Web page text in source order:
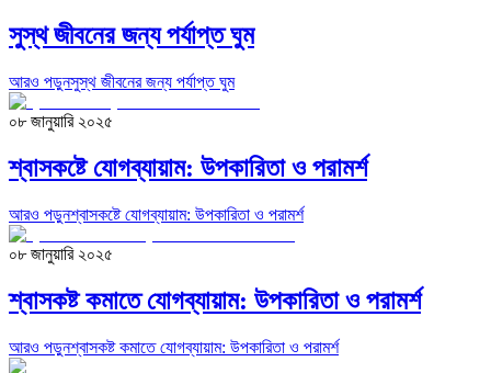
সুস্থ জীবনের জন্য পর্যাপ্ত ঘুম
আরও পড়ুনসুস্থ জীবনের জন্য পর্যাপ্ত ঘুম
০৮ জানুয়ারি ২০২৫
শ্বাসকষ্টে যোগব্যায়াম: উপকারিতা ও পরামর্শ
আরও পড়ুনশ্বাসকষ্টে যোগব্যায়াম: উপকারিতা ও পরামর্শ
০৮ জানুয়ারি ২০২৫
শ্বাসকষ্ট কমাতে যোগব্যায়াম: উপকারিতা ও পরামর্শ
আরও পড়ুনশ্বাসকষ্ট কমাতে যোগব্যায়াম: উপকারিতা ও পরামর্শ